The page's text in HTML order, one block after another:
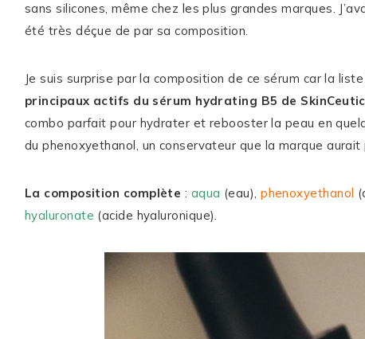
sans silicones, même chez les plus grandes marques.
été très déçue de par sa composition.
Je suis surprise par la composition de ce sérum car la
principaux actifs du sérum hydrating B5 de
combo parfait pour hydrater et rebooster la peau en
du phenoxyethanol, un conservateur que la marque
La composition complète : aqua (eau),phenoxyethanol
hyaluronate (acide hyaluronique).